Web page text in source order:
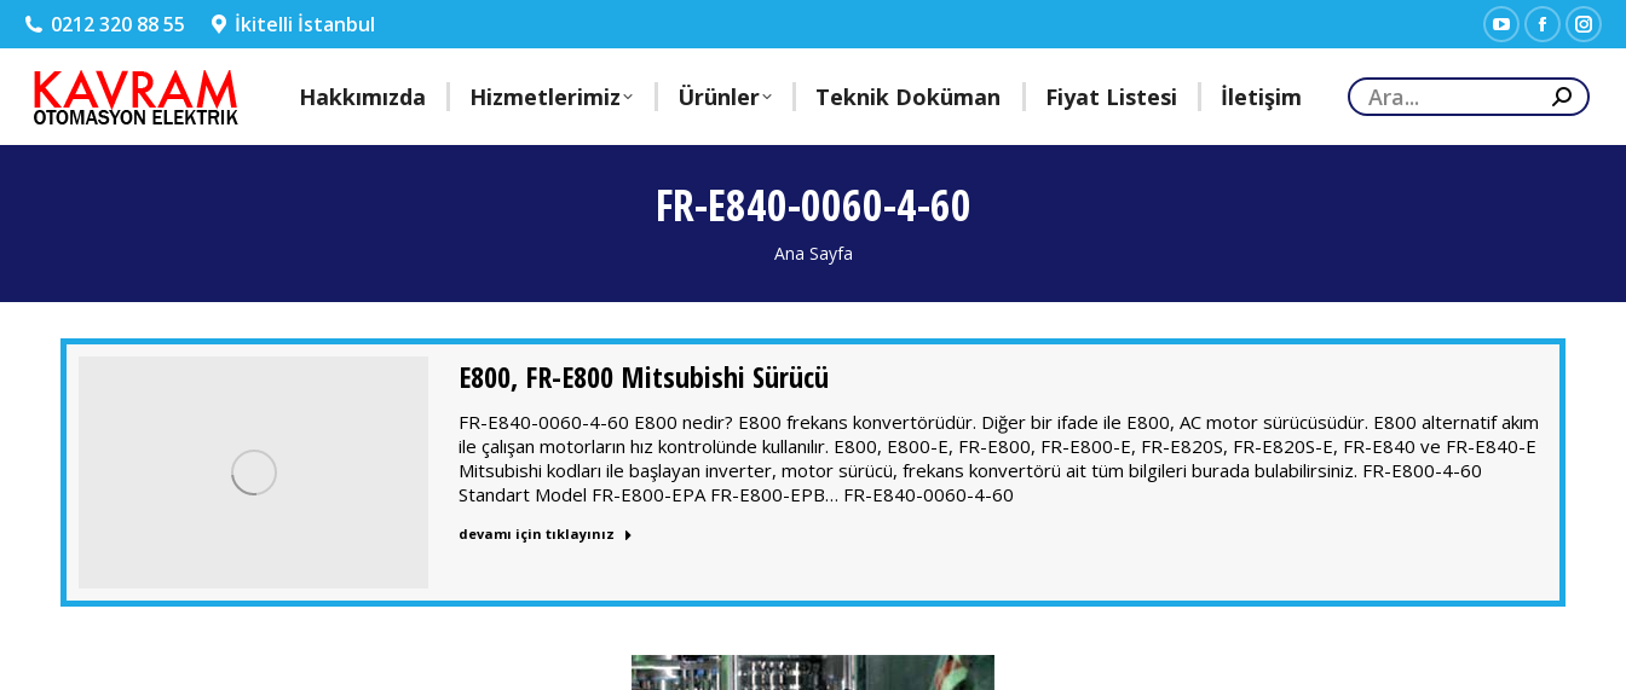
0212 320 88 55 İkitelli İstanbul
YouTube
yeni
pencerede
açılır
Facebook
yeni
açılır
yeni
açılır
Hakkımızda Hizmetlerimiz Ürünler Teknik Doküman Fiyat Listesi İletişim Search:
FR-E840-0060-4-60
You are here:
Ana Sayfa
E800, FR-E800 Mitsubishi Sürücü
FR-E840-0060-4-60 E800 nedir? E800 frekans konvertörüdür. Diğer bir ifade ile E800, AC motor sürücüsüdür. E800 alternatif akım
ile çalışan motorların hız kontrolünde kullanılır. E800, E800-E, FR-E800, FR-E800-E, FR-E820S, FR-E820S-E, FR-E840 ve FR-E840-E
Mitsubishi kodları ile başlayan inverter, motor sürücü, frekans konvertörü ait tüm bilgileri burada bulabilirsiniz. FR-E800-4-60
Standart Model FR-E800-EPA FR-E800-EPB… FR-E840-0060-4-60
devamı için tıklayınız